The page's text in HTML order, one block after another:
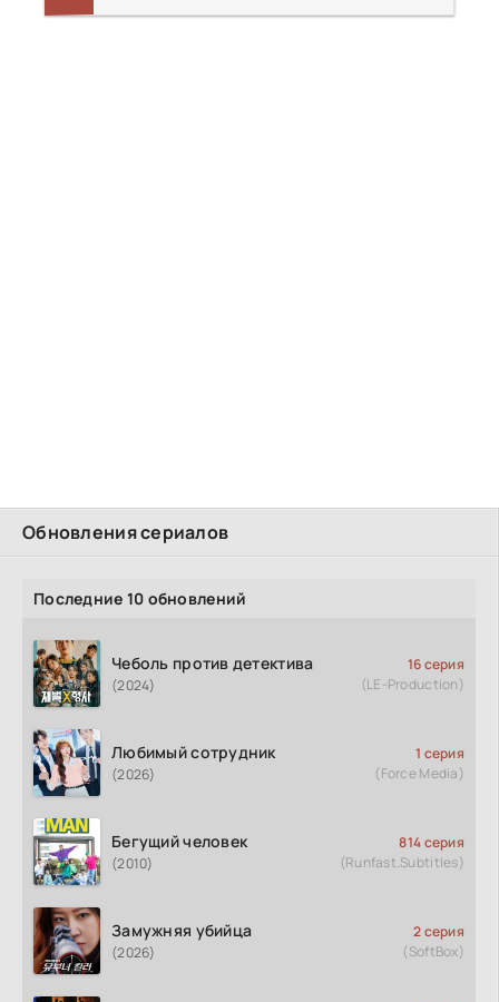
Обновления сериалов
Последние 10 обновлений
Чеболь против детектива
(2024)
16 серия
(LE-Production)
Любимый сотрудник
(2026)
1 серия
(Force Media)
Бегущий человек
(2010)
814 серия
(Runfast.Subtitles)
Замужняя убийца
(2026)
2 серия
(SoftBox)